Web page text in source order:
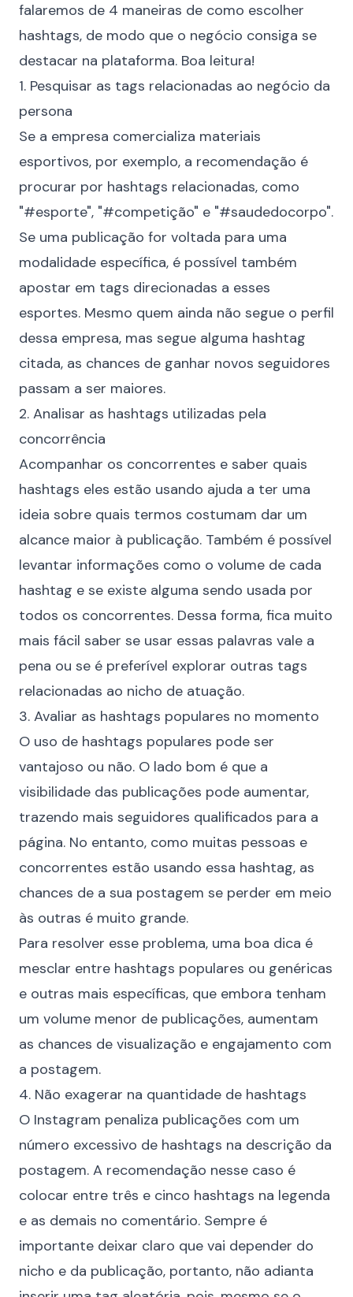
falaremos de 4 maneiras de como escolher
hashtags, de modo que o negócio consiga se
destacar na plataforma. Boa leitura!
1. Pesquisar as tags relacionadas ao negócio da
persona
Se a empresa comercializa materiais
esportivos, por exemplo, a recomendação é
procurar por hashtags relacionadas, como
"#esporte", "#competição" e "#saudedocorpo".
Se uma publicação for voltada para uma
modalidade específica, é possível também
apostar em tags direcionadas a esses
esportes. Mesmo quem ainda não segue o perfil
dessa empresa, mas segue alguma hashtag
citada, as chances de ganhar novos seguidores
passam a ser maiores.
2. Analisar as hashtags utilizadas pela
concorrência
Acompanhar os concorrentes e saber quais
hashtags eles estão usando ajuda a ter uma
ideia sobre quais termos costumam dar um
alcance maior à publicação. Também é possível
levantar informações como o volume de cada
hashtag e se existe alguma sendo usada por
todos os concorrentes. Dessa forma, fica muito
mais fácil saber se usar essas palavras vale a
pena ou se é preferível explorar outras tags
relacionadas ao nicho de atuação.
3. Avaliar as hashtags populares no momento
O uso de hashtags populares pode ser
vantajoso ou não. O lado bom é que a
visibilidade das publicações pode aumentar,
trazendo mais seguidores qualificados para a
página. No entanto, como muitas pessoas e
concorrentes estão usando essa hashtag, as
chances de a sua postagem se perder em meio
às outras é muito grande.
Para resolver esse problema, uma boa dica é
mesclar entre hashtags populares ou genéricas
e outras mais específicas, que embora tenham
um volume menor de publicações, aumentam
as chances de visualização e engajamento com
a postagem.
4. Não exagerar na quantidade de hashtags
O Instagram penaliza publicações com um
número excessivo de hashtags na descrição da
postagem. A recomendação nesse caso é
colocar entre três e cinco hashtags na legenda
e as demais no comentário. Sempre é
importante deixar claro que vai depender do
nicho e da publicação, portanto, não adianta